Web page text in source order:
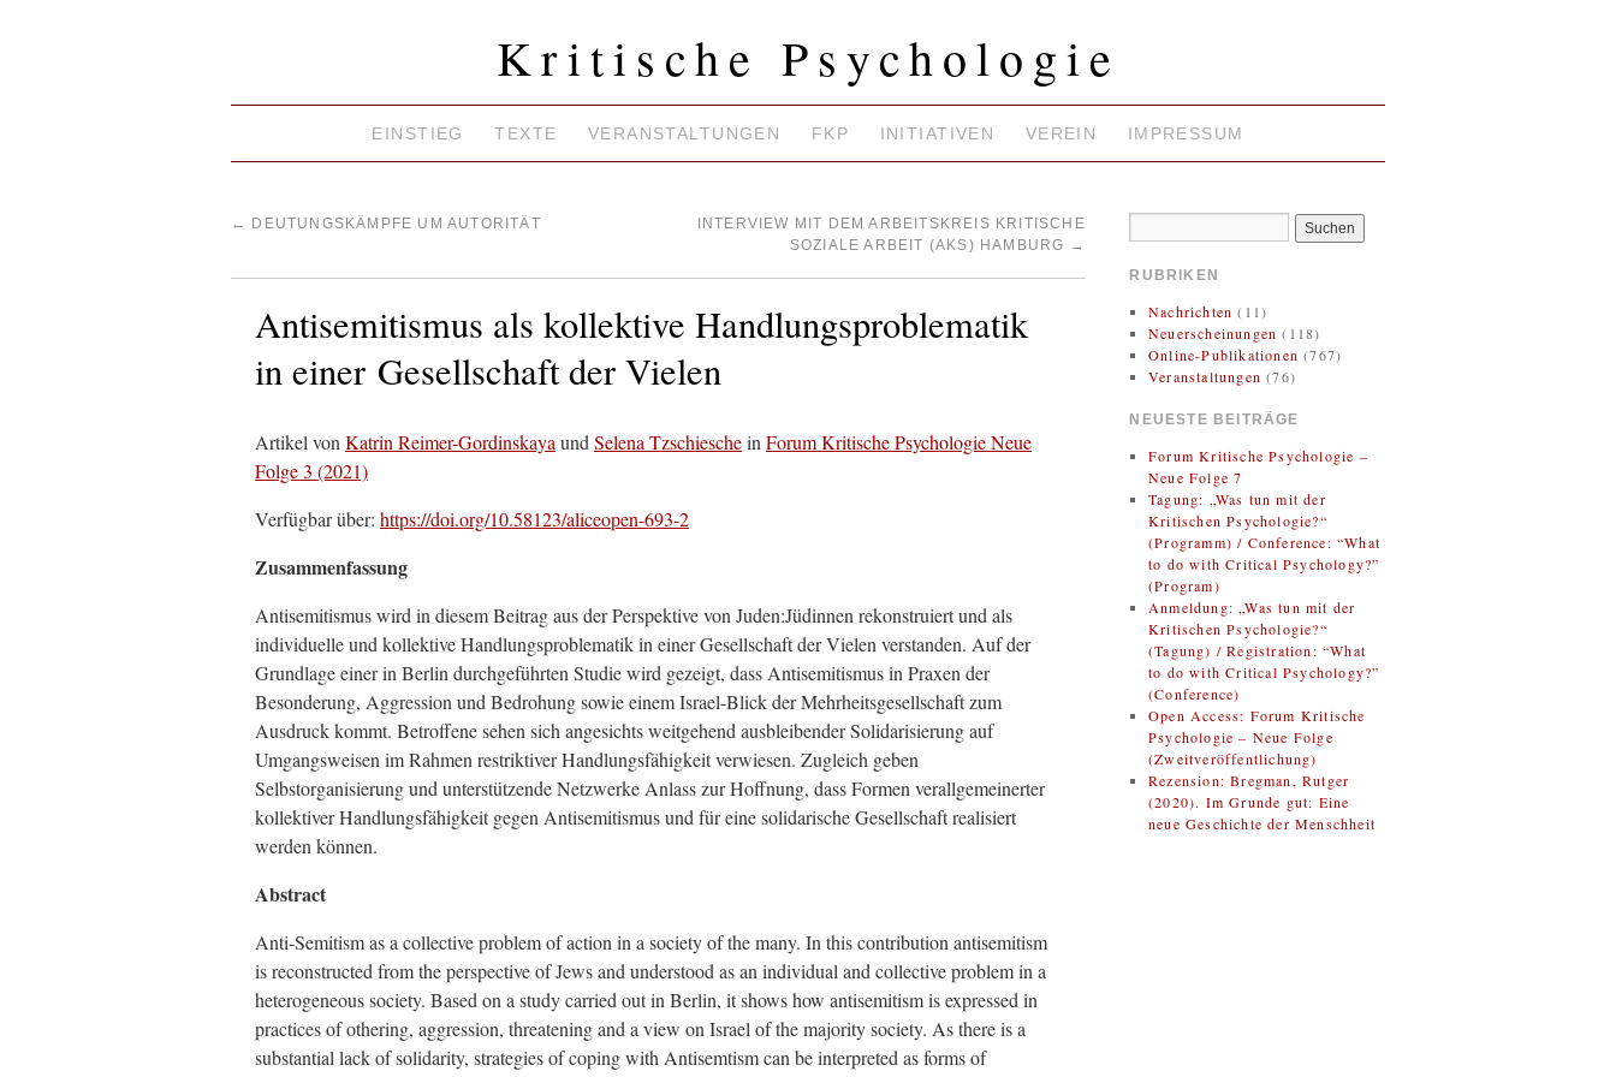
Kritische Psychologie
EINSTIEG TEXTE VERANSTALTUNGEN FKP INITIATIVEN VEREIN IMPRESSUM
← DEUTUNGSKÄMPFE UM AUTORITÄT
INTERVIEW MIT DEM ARBEITSKREIS KRITISCHE
SOZIALE ARBEIT (AKS) HAMBURG →
Antisemitismus als kollektive Handlungsproblematik
in einer Gesellschaft der Vielen
Artikel von Katrin Reimer-Gordinskaya und Selena Tzschieschein Forum Kritische Psychologie Neue
Folge 3 (2021)
Verfügbar über: https://doi.org/10.58123/aliceopen-693-2
Zusammenfassung
Antisemitismus wird in diesem Beitrag aus der Perspektive von Juden:Jüdinnen rekonstruiert und als
individuelle und kollektive Handlungsproblematik in einer Gesellschaft der Vielen verstanden. Auf der
Grundlage einer in Berlin durchgeführten Studie wird gezeigt, dass Antisemitismus in Praxen der
Besonderung, Aggression und Bedrohung sowie einem Israel-Blick der Mehrheitsgesellschaft zum
Ausdruck kommt. Betroffene sehen sich angesichts weitgehend ausbleibender Solidarisierung auf
Umgangsweisen im Rahmen restriktiver Handlungsfähigkeit verwiesen. Zugleich geben
Selbstorganisierung und unterstützende Netzwerke Anlass zur Hoffnung, dass Formen verallgemeinerter
kollektiver Handlungsfähigkeit gegen Antisemitismus und für eine solidarische Gesellschaft realisiert
werden können.
Abstract
Anti-Semitism as a collective problem of action in a society of the many. In this contribution antisemitism
is reconstructed from the perspective of Jews and understood as an individual and collective problem in a
heterogeneous society. Based on a study carried out in Berlin, it shows how antisemitism is expressed in
practices of othering, aggression, threatening and a view on Israel of the majority society. As there is a
substantial lack of solidarity, strategies of coping with Antisemtism can be interpreted as forms of
RUBRIKEN
Nachrichten (11)
Neuerscheinungen (118)
Online-Publikationen (767)
Veranstaltungen (76)
NEUESTE BEITRÄGE
Forum Kritische Psychologie –
Neue Folge 7
Tagung: „Was tun mit der
Kritischen Psychologie?“
(Programm) / Conference: “What
to do with Critical Psychology?”
(Program)
Anmeldung: „Was tun mit der
Kritischen Psychologie?“
(Tagung) / Registration: “What
to do with Critical Psychology?”
(Conference)
Open Access: Forum Kritische
Psychologie – Neue Folge
(Zweitveröffentlichung)
Rezension: Bregman, Rutger
(2020). Im Grunde gut: Eine
neue Geschichte der Menschheit